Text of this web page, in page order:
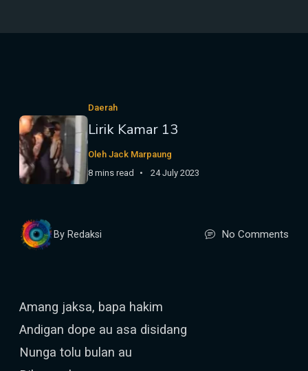
Daerah
Lirik Kamar 13
Oleh Jack Marpaung
8 mins read
24 July 2023
By Redaksi No Comments
Amang jaksa, bapa hakim
Andigan dope au asa disidang
Nunga tolu bulan au